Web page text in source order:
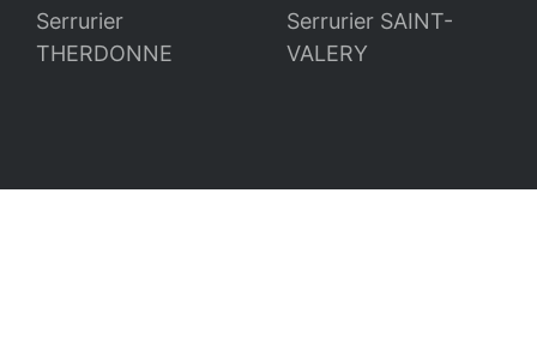
Serrurier
THERDONNE
Serrurier SAINT-
VALERY